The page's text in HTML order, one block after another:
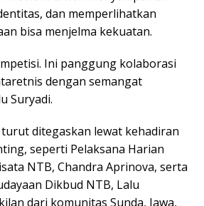
dan memperlihatkan
bisa menjelma kekuatan.
Ini panggung kolaborasi
dengan semangat
Suryadi.
ditegaskan lewat kehadiran
seperti Pelaksana Harian
NTB, Chandra Aprinova, serta
Dikbud NTB, Lalu
dari komunitas Sunda, Jawa,